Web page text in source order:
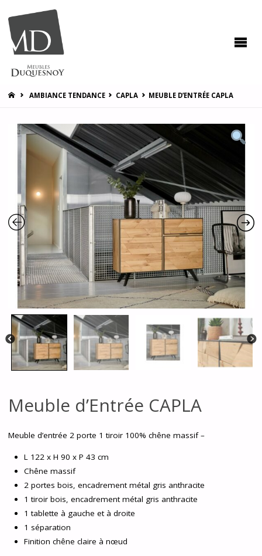
HOMEAMBIANCE TENDANCE CAPLA MEUBLE D’ENTRÉE CAPLA
Meuble d’Entrée CAPLA
Meuble d’entrée 2 porte 1 tiroir 100% chêne massif –
L 122 x H 90 x P 43 cm
Chêne massif
2 portes bois, encadrement métal gris anthracite
1 tiroir bois, encadrement métal gris anthracite
1 tablette à gauche et à droite
1 séparation
Finition chêne claire à nœud